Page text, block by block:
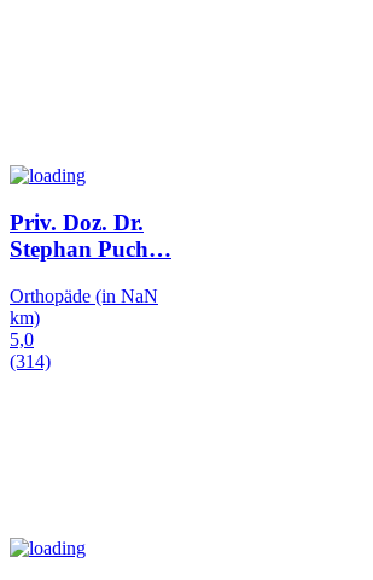
Priv. Doz. Dr.
Stephan Puch…
Orthopäde (in NaN
km)
5,0
(314)